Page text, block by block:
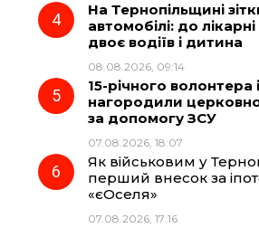
На Тернопільщині
автомобілі: до
двоє водіїв і дитина
08.08.2026, 09:14
15-річного волонтера
нагородили
за допомогу ЗСУ
07.08.2026, 18:07
Як військовим у
перший внесок за
«єОселя»
07.08.2026, 17:16